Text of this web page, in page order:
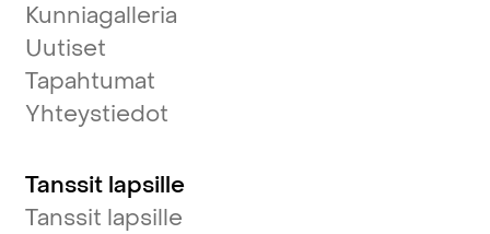
Kunniagalleria
Uutiset
Tapahtumat
Yhteystiedot
Tanssit lapsille
Tanssit lapsille